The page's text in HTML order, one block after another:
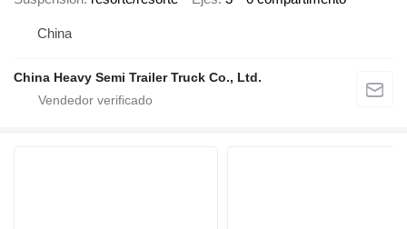
China
China Heavy Semi Trailer Truck Co., Ltd.